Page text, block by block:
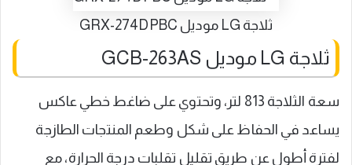
ثلاجة LG موديل GRX-274DPBC
ثلاجة LG موديل GCB-263AS
سعة الثلاجة 813 لتر، وتحتوي على ضاغط خطي عاكس
يساعد في الحفاظ على شكل وطعم المنتجات الطازجة
لفترة أطول عن طريق تقليل تقلبات درجة الحرارة، مع